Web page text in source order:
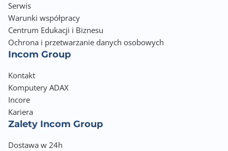
Serwis
Warunki współpracy
Centrum Edukacji i Biznesu
Ochrona i przetwarzanie danych osobowych
Incom Group
Kontakt
Komputery ADAX
Incore
Kariera
Zalety Incom Group
Dostawa w 24h